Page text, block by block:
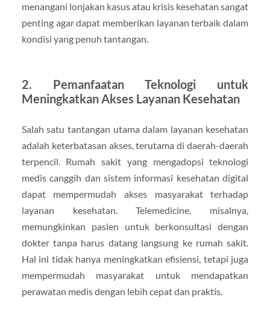
menangani lonjakan kasus atau krisis kesehatan sangat
penting agar dapat memberikan layanan terbaik dalam
kondisi yang penuh tantangan.
2. Pemanfaatan Teknologi untuk
Meningkatkan Akses Layanan Kesehatan
Salah satu tantangan utama dalam layanan kesehatan
adalah keterbatasan akses, terutama di daerah-daerah
terpencil. Rumah sakit yang mengadopsi teknologi
medis canggih dan sistem informasi kesehatan digital
dapat mempermudah akses masyarakat terhadap
layanan kesehatan. Telemedicine, misalnya,
memungkinkan pasien untuk berkonsultasi dengan
dokter tanpa harus datang langsung ke rumah sakit.
Hal ini tidak hanya meningkatkan efisiensi, tetapi juga
mempermudah masyarakat untuk mendapatkan
perawatan medis dengan lebih cepat dan praktis.